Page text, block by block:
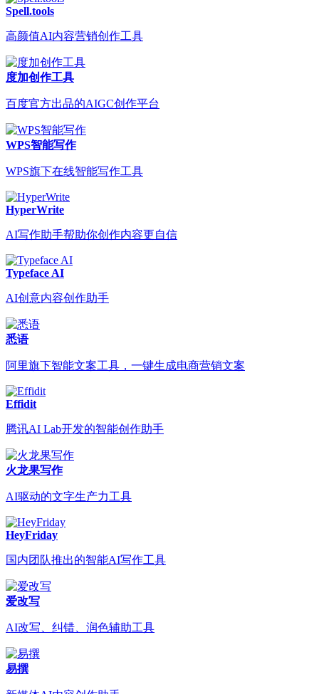
Spell.tools
高颜值AI内容营销创作工具
度加创作工具
百度官方出品的AIGC创作平台
WPS智能写作
WPS旗下在线智能写作工具
HyperWrite
AI写作助手帮助你创作内容更自信
Typeface AI
AI创意内容创作助手
悉语
阿里旗下智能文案工具，一键生成电商营销文案
Effidit
腾讯AI Lab开发的智能创作助手
火龙果写作
AI驱动的文字生产力工具
HeyFriday
国内团队推出的智能AI写作工具
爱改写
AI改写、纠错、润色辅助工具
易撰